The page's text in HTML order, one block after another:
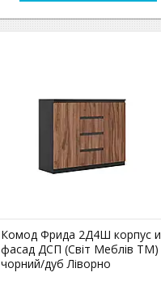
Комод Фрида 2Д4Ш корпус и
фасад ДСП (Світ Меблів TM)
чорний/дуб Ліворно